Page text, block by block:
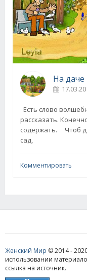
На даче
Есть слово
рассказать.
содержать. Чтоб
сад,
Комментировать
Женский Мир © 2014 -
использовании
ссылка на источник.